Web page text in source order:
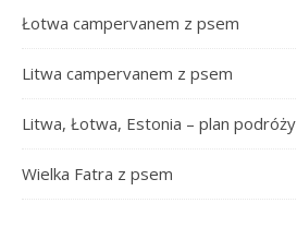
Łotwa campervanem z psem
Litwa campervanem z psem
Litwa, Łotwa, Estonia – plan podróży
Wielka Fatra z psem